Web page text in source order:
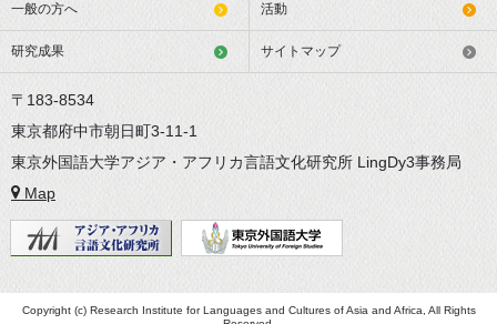
一般の方へ 活動
研究成果 サイトマップ
〒183-8534
東京都府中市朝日町3-11-1
東京外国語大学アジア・アフリカ言語文化研究所 LingDy3事務局
Map
Copyright (c) Research Institute for Languages and Cultures of Asia and Africa, All Rights